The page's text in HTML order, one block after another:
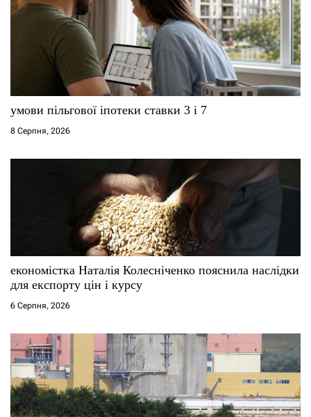
умови пільгової іпотеки ставки 3 і 7
8 Серпня, 2026
економістка Наталія Колесніченко пояснила наслідки
для експорту цін і курсу
6 Серпня, 2026